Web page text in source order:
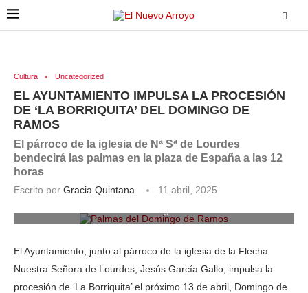
Cultura Uncategorized
EL AYUNTAMIENTO IMPULSA LA PROCESIÓN
DE ‘LA BORRIQUITA’ DEL DOMINGO DE
RAMOS
El párroco de la iglesia de Nª Sª de Lourdes
bendecirá las palmas en la plaza de España a las 12
horas
Escrito por Gracia Quintana
11 abril, 2025
El Ayuntamiento, junto al párroco de la iglesia de la Flecha
Nuestra Señora de Lourdes, Jesús García Gallo, impulsa la
procesión de ‘La Borriquita’ el próximo 13 de abril, Domingo de